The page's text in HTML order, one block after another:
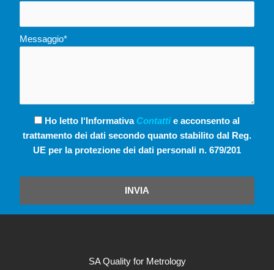
Messaggio*
Ho letto l‘Informativa Contattie acconsento al
trattamento dei dati secondo quanto stabilito dal Reg.
UE per la protezione dei dati personali n. 679/201
INVIA
SA Quality for Metrology